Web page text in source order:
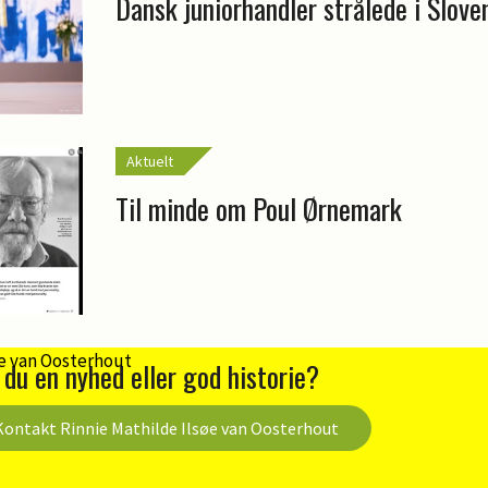
Aktuelt
Til minde om Poul Ørnemark
en nyhed eller god historie?
Rinnie Mathilde Ilsøe van Oosterhout